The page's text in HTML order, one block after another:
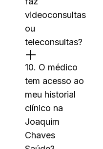
videoconsultas
ou
teleconsultas?
10. O médico
tem acesso ao
meu historial
clínico na
Joaquim
Chaves